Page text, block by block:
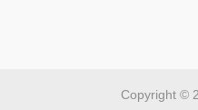
Copyright ©